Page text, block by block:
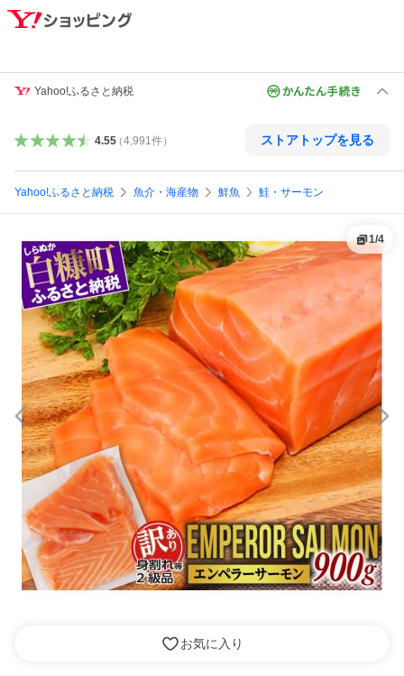
Yahoo!ふるさと納税
4.55（4,991件） ストアトップを見る
Yahoo!ふるさと納税 魚介・海産物 鮮魚 鮭・サーモン
1/4
お気に入り